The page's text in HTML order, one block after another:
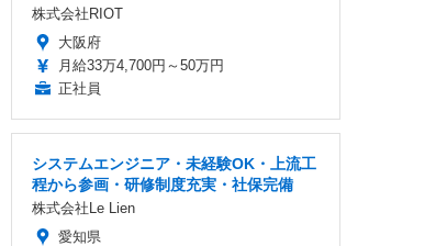
株式会社RIOT
大阪府
月給33万4,700円～50万円
正社員
システムエンジニア・未経験OK・上流工
程から参画・研修制度充実・社保完備
株式会社Le Lien
愛知県